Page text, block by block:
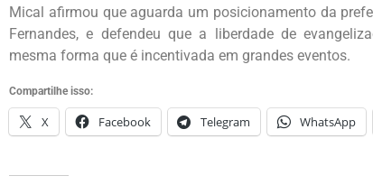
Mical afirmou que aguarda um posicionamento da
Fernandes, e defendeu que a liberdade de
mesma forma que é incentivada em grandes eventos.
Compartilhe isso:
X Facebook Telegram WhatsApp